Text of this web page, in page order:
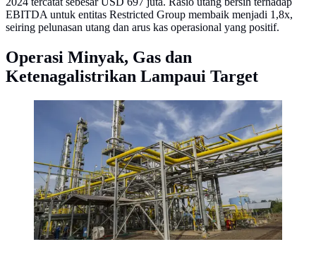
EBITDA untuk entitas Restricted Group membaik menjadi 1,8x,
seiring pelunasan utang dan arus kas operasional yang positif.
Operasi Minyak, Gas dan
Ketenagalistrikan Lampaui Target
PT Medco Energi Internasional Tbk (MedcoEnergi)
terus melakukan inisiatif pengurangan emisi Gas
Rumah Kaca (GRK).